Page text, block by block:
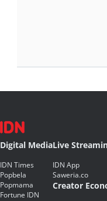
Digital Media
IDN Times
Popbela
Popmama
Fortune IDN
Live
IDN App
Saweria.co
Creator